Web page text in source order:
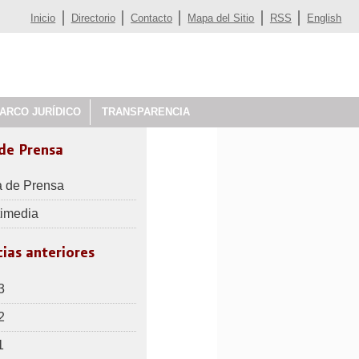
Inicio Directorio Contacto Mapa del Sitio RSS English
JURÍDICO TRANSPARENCIA
Prensa
de Prensa
anteriores